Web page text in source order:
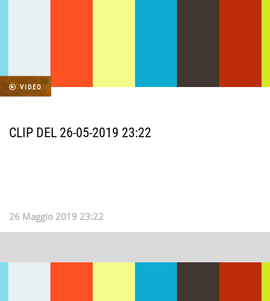
VIDEO
CLIP DEL 26-05-2019 23:22
26 Maggio 2019 23:22